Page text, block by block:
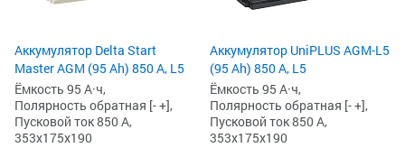
Аккумулятор Delta Start
Master AGM (95 Ah) 850 А, L5
Ёмкость 95 А·ч,
Полярность обратная [- +],
Пусковой ток 850 А,
353x175x190
Аккумулятор UniPLUS AGM-L5
(95 Ah) 850 А, L5
Ёмкость 95 А·ч,
Полярность обратная [- +],
Пусковой ток 850 А,
353x175x190